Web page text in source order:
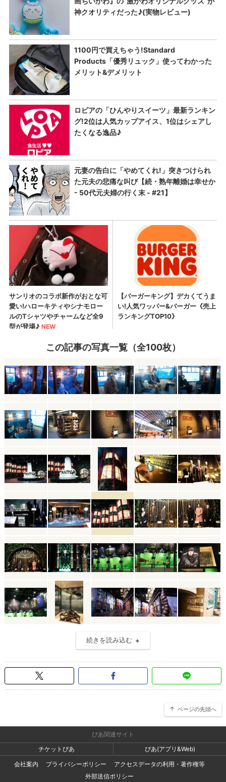
この記事の写真一覧（全100枚）
続きを読み込む
ページの先頭へ
ぴあ関連サイト
チケットぴあ
ぴあ(アプリ&Web)
会社案内
プライバシーポリシー
アクセスデータの利用・著作権等
外部送信ポリシー